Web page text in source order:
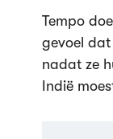
Tempo
gevoel dat
nadat ze
Indië